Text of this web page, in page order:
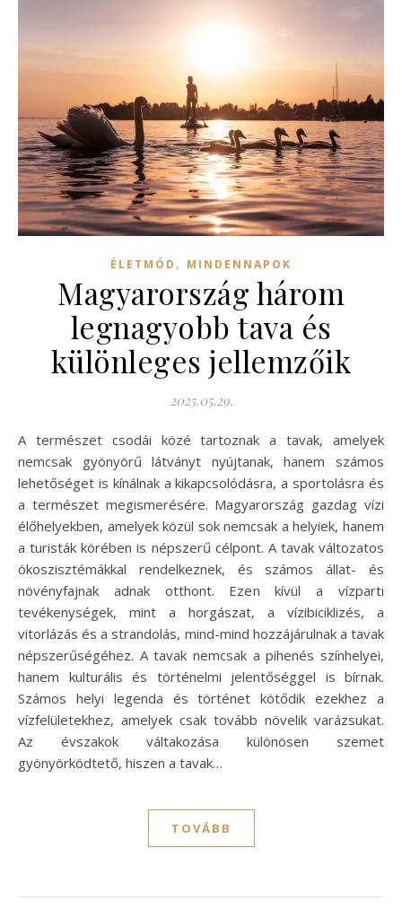
ÉLETMÓD , MINDENNAPOK
Magyarország három
legnagyobb tava és
különleges jellemzőik
2025.05.29.
A természet csodái közé tartoznak a tavak, amelyek
nemcsak gyönyörű látványt nyújtanak, hanem számos
lehetőséget is kínálnak a kikapcsolódásra, a sportolásra és
a természet megismerésére. Magyarország gazdag vízi
élőhelyekben, amelyek közül sok nemcsak a helyiek, hanem
a turisták körében is népszerű célpont. A tavak változatos
ökoszisztémákkal rendelkeznek, és számos állat- és
növényfajnak adnak otthont. Ezen kívül a vízparti
tevékenységek, mint a horgászat, a vízibiciklizés, a
vitorlázás és a strandolás, mind-mind hozzájárulnak a tavak
népszerűségéhez. A tavak nemcsak a pihenés színhelyei,
hanem kulturális és történelmi jelentőséggel is bírnak.
Számos helyi legenda és történet kötődik ezekhez a
vízfelületekhez, amelyek csak tovább növelik varázsukat.
Az évszakok váltakozása különösen szemet
gyönyörködtető, hiszen a tavak…
TOVÁBB